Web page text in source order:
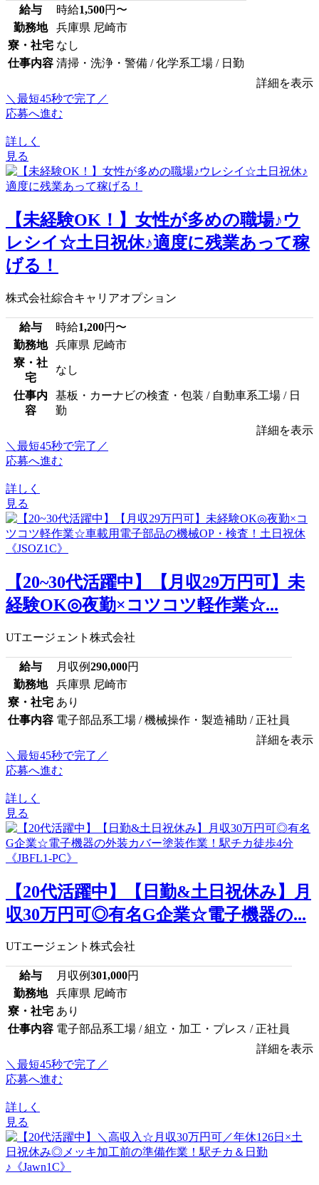
給与 時給1,500円〜
勤務地
兵庫県 尼崎市
寮・社宅 なし
仕事内容 清掃・洗浄・警備 / 化学系工場 / 日勤
詳細を表示
＼最短45秒で完了／
応募へ進む
詳しく
見る
【未経験OK！】女性が多めの職場♪ウ
レシイ☆土日祝休♪適度に残業あって稼
げる！
株式会社綜合キャリアオプション
給与 時給1,200円〜
勤務地
兵庫県 尼崎市
寮・社
宅
なし
仕事内
容
基板・カーナビの検査・包装 / 自動車系工場 / 日
勤
詳細を表示
＼最短45秒で完了／
応募へ進む
詳しく
見る
【20~30代活躍中】【月収29万円可】未
経験OK◎夜勤×コツコツ軽作業☆...
UTエージェント株式会社
給与 月収例290,000円
勤務地
兵庫県 尼崎市
寮・社宅 あり
仕事内容 電子部品系工場 / 機械操作・製造補助 / 正社員
詳細を表示
＼最短45秒で完了／
応募へ進む
詳しく
見る
【20代活躍中】【日勤&土日祝休み】月
収30万円可◎有名G企業☆電子機器の...
UTエージェント株式会社
給与 月収例301,000円
勤務地
兵庫県 尼崎市
寮・社宅 あり
仕事内容 電子部品系工場 / 組立・加工・プレス / 正社員
詳細を表示
＼最短45秒で完了／
応募へ進む
詳しく
見る